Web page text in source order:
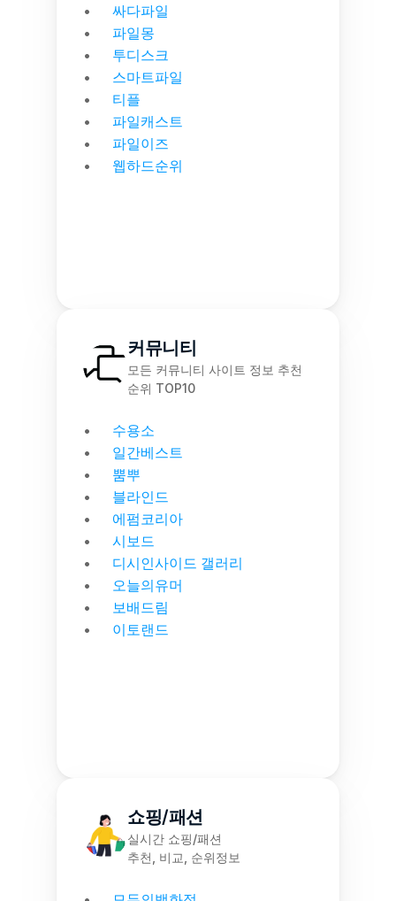
싸다파일
파일몽
투디스크
스마트파일
티플
파일캐스트
파일이즈
웹하드순위
커뮤니티
모든 커뮤니티 사이트 정보 추천
순위 TOP10
수용소
일간베스트
뿜뿌
블라인드
에펌코리아
시보드
디시인사이드 갤러리
오늘의유머
보배드림
이토랜드
쇼핑/패션
실시간 쇼핑/패션
추천, 비교, 순위정보